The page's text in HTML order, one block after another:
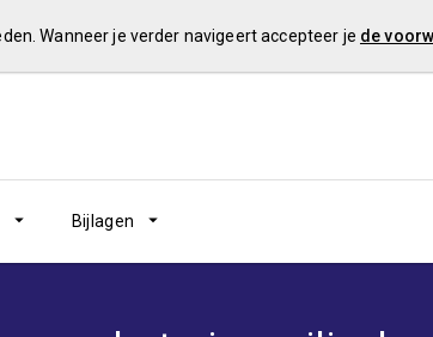
Wanneer je verder navigeert accepteer je de
Bijlagen